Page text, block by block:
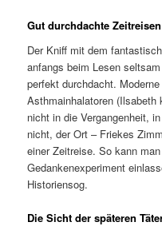
Gut durchdachte Zeitreisen
Der Kniff mit dem
anfangs beim Lesen
perfekt durchdacht.
Asthmainhalatoren (Ilsabeth
nicht in die Vergangenheit,
nicht, der Ort – Friekes
einer Zeitreise. So kann
Gedankenexperiment
Historiensog.
Die Sicht der späteren